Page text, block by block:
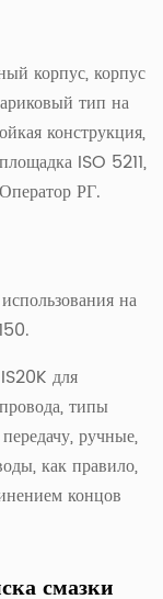
корпус, корпус
тип на
конструкция,
ISO 5211,
РГ.
на
для
типы
ручные,
как правило,
концов
смазки